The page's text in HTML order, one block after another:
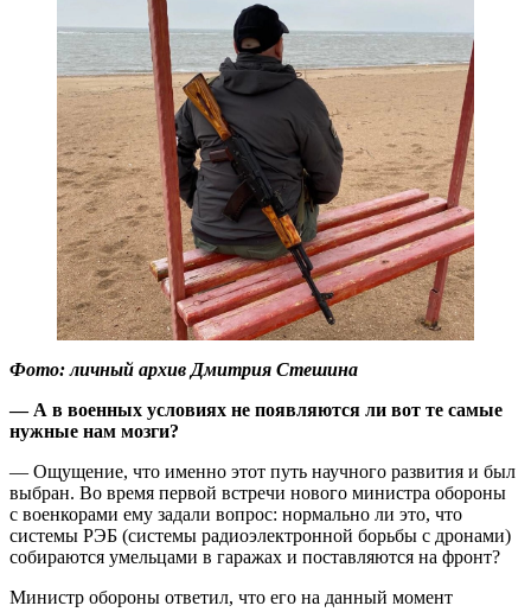
Фото: личный архив Дмитрия Стешина
— А в военных условиях не появляются ли вот те самые
нужные нам мозги?
— Ощущение, что именно этот путь научного развития и был
выбран. Во время первой встречи нового министра обороны
с военкорами ему задали вопрос: нормально ли это, что
системы РЭБ (системы радиоэлектронной борьбы с дронами)
собираются умельцами в гаражах и поставляются на фронт?
Министр обороны ответил, что его на данный момент